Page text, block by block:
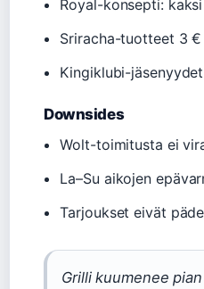
Royal-konsepti:
Sriracha-tuotteet 3 €
Kingiklubi-
Downsides
Wolt-toimitusta ei
La–Su aikojen
Tarjoukset eivät
Grilli kuumenee